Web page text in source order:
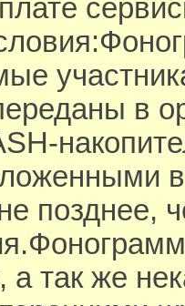
в
позднее,
а так же